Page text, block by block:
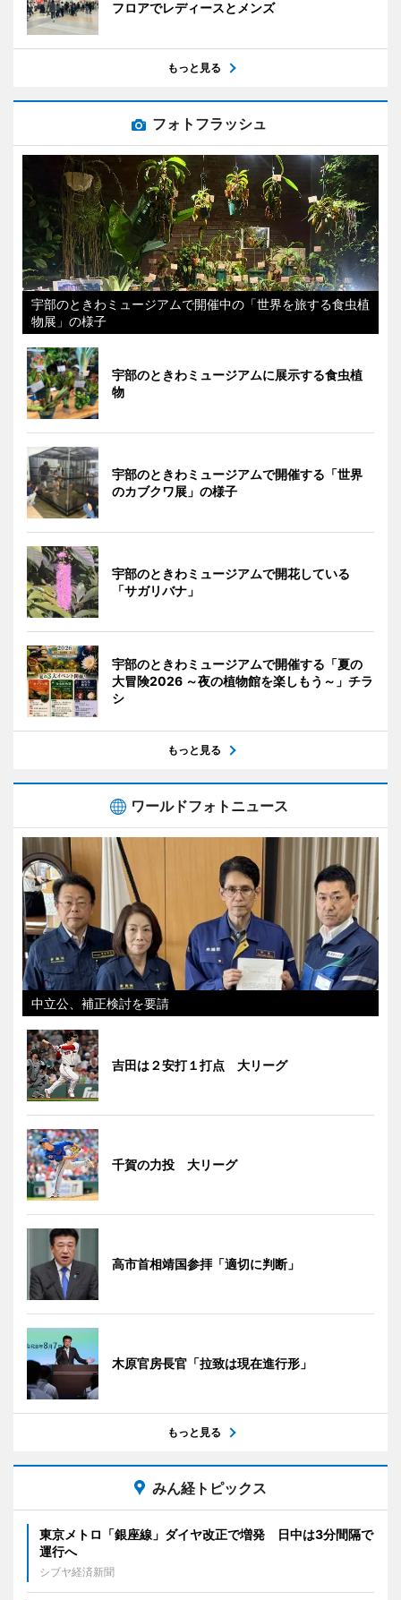
フロアでレディースとメンズ
もっと見る
フォトフラッシュ
宇部のときわミュージアムで開催中の「世界を旅する食虫植
物展」の様子
宇部のときわミュージアムに展示する食虫植
物
宇部のときわミュージアムで開催する「世界
のカブクワ展」の様子
宇部のときわミュージアムで開花している
「サガリバナ」
宇部のときわミュージアムで開催する「夏の
大冒険2026 ～夜の植物館を楽しもう～」チラ
シ
もっと見る
ワールドフォトニュース
中立公、補正検討を要請
吉田は２安打１打点 大リーグ
千賀の力投 大リーグ
高市首相靖国参拝「適切に判断」
木原官房長官「拉致は現在進行形」
もっと見る
みん経トピックス
東京メトロ「銀座線」ダイヤ改正で増発 日中は3分間隔で
運行へ
シブヤ経済新聞